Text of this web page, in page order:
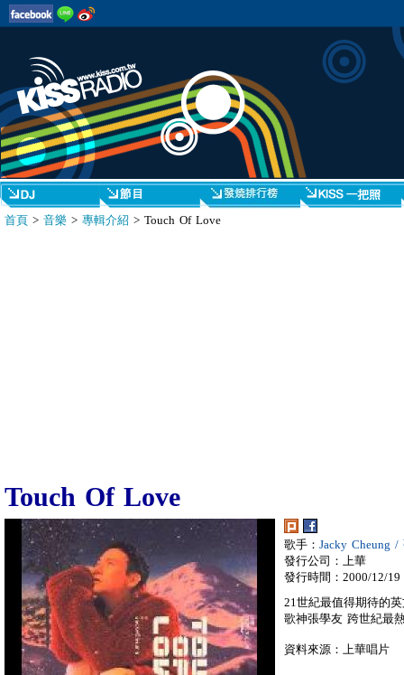
首頁 > 音樂 > 專輯介紹 > Touch Of Love
Touch Of Love
歌手： Jacky Cheung /
發行公司：上華
發行時間：2000/12/19
21世紀最值得期待的
歌神張學友 跨世紀最
資料來源：上華唱片